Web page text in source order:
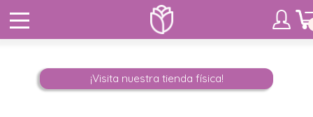
¡Visita nuestra tienda física!